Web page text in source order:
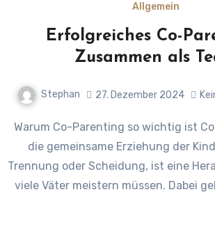
Allgemein
Erfolgreiches Co-
Zusammen als
Stephan 27. Dezember 2024
Warum Co-Parenting so wichtig ist Co-Parenting, also
die gemeinsame Erziehung der
Trennung oder Scheidung, ist eine
viele Väter meistern müssen. Dabei